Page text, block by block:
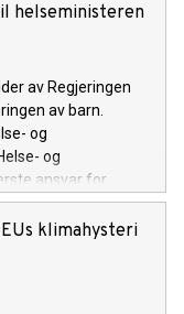
helseministeren
av Regjeringen
av barn.
og
og
ansvar for
av konsekvenser.
og venter at
oss, foreldre og
klimahysteri